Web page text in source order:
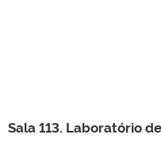
Sala 113. Laboratório